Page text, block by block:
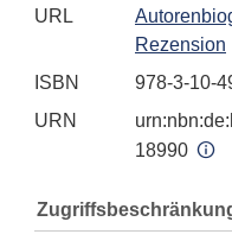
URL
Rezension
ISBN
978-3-10-
URN
18990